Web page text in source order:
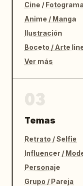
Cine / Fotograma
Anime / Manga
Ilustración
Boceto / Arte
Ver más
Temas
Retrato / Selfie
Influencer /
Personaje
Grupo / Pareja